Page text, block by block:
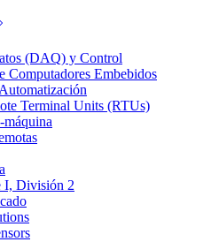
(DAQ) y Control
Computadores Embebidos
Terminal Units (RTUs)
máquina
I, División 2